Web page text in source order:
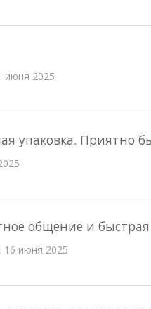
июня 2025
упаковка. Приятно
общение и быстрая
июня 2025